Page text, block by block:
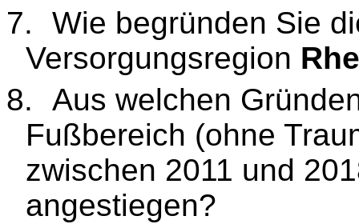
7.
Wie begründen Sie
Versorgungsregion
8.
Aus welchen
Fußbereich (ohne
zwischen 2011 und
angestiegen?